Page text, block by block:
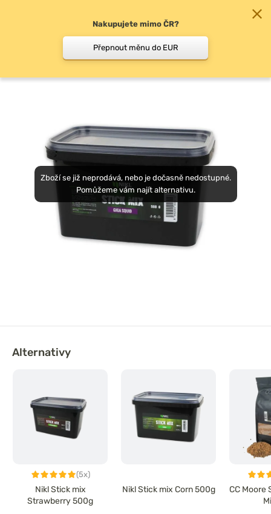
Stick mixy
Zboží se již neprodává, nebo je dočasně nedostupné.
Pomůžeme vám najít alternativu.
Alternativy
(5x)
Nikl Stick mix
Strawberry 500g
Nikl Stick mix Corn 500g
CC Moore
Nakupujete mimo ČR?
Přepnout měnu do EUR